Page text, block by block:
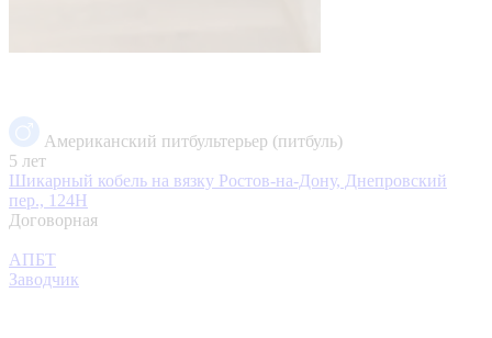
Американский питбультерьер (питбуль)
5 лет
Шикарный кобель на вязку Ростов-на-Дону, Днепровский
пер., 124Н
Договорная
АПБТ
Заводчик